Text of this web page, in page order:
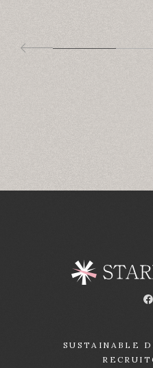
SUSTAINABLE
RECRUIT